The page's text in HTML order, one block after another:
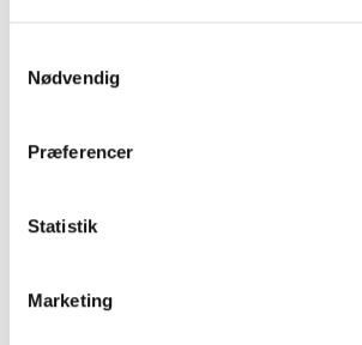
Nødvendig
Præferencer
Statistik
Marketing
Kay Xander Mellish
er A-
foredragsholder og forfatter til
with Americans: Tips for Danes”
Danes: Tips for Americans”
amerikansk-dansk dobbeltborger
gruppe eller organisation - enten